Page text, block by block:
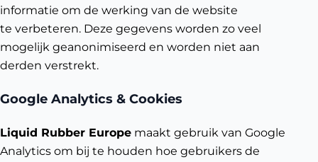
informatie om de werking van de website
te verbeteren. Deze gegevens worden zo veel
mogelijk geanonimiseerd en worden niet aan
derden verstrekt.
Google Analytics & Cookies
Liquid Rubber Europe maakt gebruik van Google
Analytics om bij te houden hoe gebruikers de